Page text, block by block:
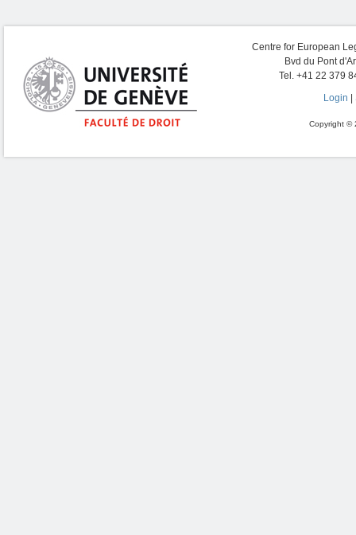
Centre for European
Bvd du Pont
Tel. +41 22 379
Login
Copyright ©